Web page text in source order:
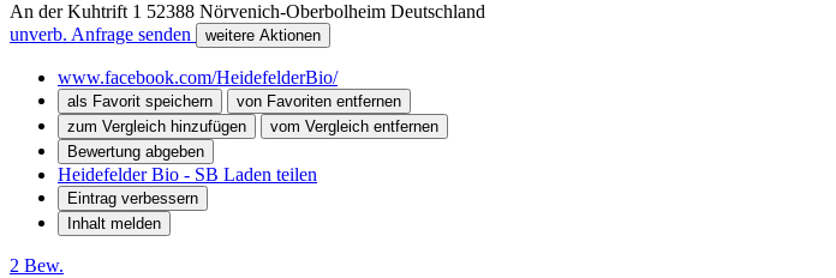
An der Kuhtrift 1 52388 Nörvenich-Oberbolheim Deutschland
unverb. Anfrage senden
weitere Aktionen
www.facebook.com/HeidefelderBio/
als Favorit speichern
von Favoriten entfernen
zum Vergleich hinzufügen
vom Vergleich entfernen
Bewertung abgeben
Heidefelder Bio - SB Laden teilen
Eintrag verbessern
Inhalt melden
2 Bew.